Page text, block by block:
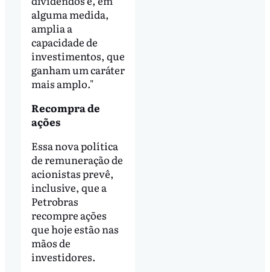
alguma medida,
amplia a
capacidade de
investimentos, que
ganham um caráter
mais amplo."
Recompra de
ações
Essa nova política
de remuneração de
acionistas prevê,
inclusive, que a
Petrobras
recompre ações
que hoje estão nas
mãos de
investidores.